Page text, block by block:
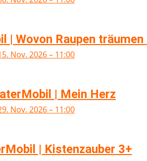
| Wovon Raupen träumen
Nov. 2026 – 11:00
| Mein Herz
Nov. 2026 – 11:00
| Kistenzauber 3+